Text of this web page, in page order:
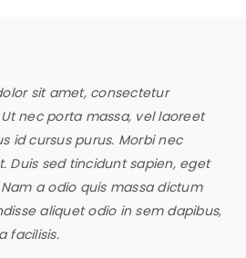
sit amet, consectetur
nec porta massa, vel laoreet
id cursus purus. Morbi nec
Duis sed tincidunt sapien, eget
a odio quis massa dictum
aliquet odio in sem dapibus,
facilisis.